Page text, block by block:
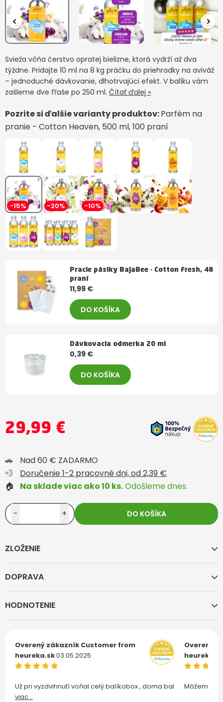
ZLOŽENIE
DOPRAVA
HODNOTENIE
Overený zákazník Customer from
heureka.sk03.05.2025
Už pri vyzdvihnutí voňal celý balíkobox , doma bal
viac...
Overený
Môžem len
Svieža vôňa čerstvo opratej bielizne, ktorá vydrží až dva
týždne. Pridajte 10 ml na 8 kg práčku do priehradky na aviváž
– jednoduché dávkovanie, dlhotrvajúci efekt. V balíku vám
zašleme dve fľaše po 250 ml. Čítať ďalej »
Pozrite si ďalšie varianty produktov:Parfém na
pranie - Cotton Heaven, 500 ml, 100 praní
-15% -20% -10%
Pracie pásiky BajaBee - Cotton Fresh, 48
praní
11,99 €
DO KOŠÍKA
Dávkovacia odmerka 20 ml
0,39 €
DO KOŠÍKA
29,99 €
🚗
Nad 60 € ZADARMO
💨
Doručenie 1-2 pracovné dni, od 2,39 €
🏠
Na sklade viac ako 10 ks.Odošleme dnes.
- + DO KOŠÍKA